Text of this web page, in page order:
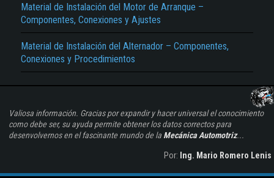
Material de Instalación del Motor de Arranque –
Componentes, Conexiones y Ajustes
Material de Instalación del Alternador – Componentes,
Conexiones y Procedimientos
Valiosa información. Gracias por expandir y hacer universal el conocimiento
como debe ser, su ayuda permite obtener los datos correctos para
desenvolvernos en el fascinante mundo de la Mecánica Automotriz...
Por: Ing. Mario Romero Lenis